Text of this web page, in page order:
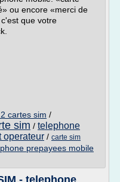
ou encore «merci de
que votre
cartes sim /
sim / telephone
operateur / carte sim
prepayees mobile
- telephone